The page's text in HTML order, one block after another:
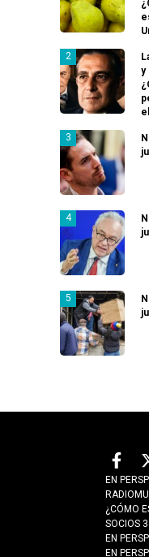
y
EN
¿CÓMO
SOCIOS
EN
EN